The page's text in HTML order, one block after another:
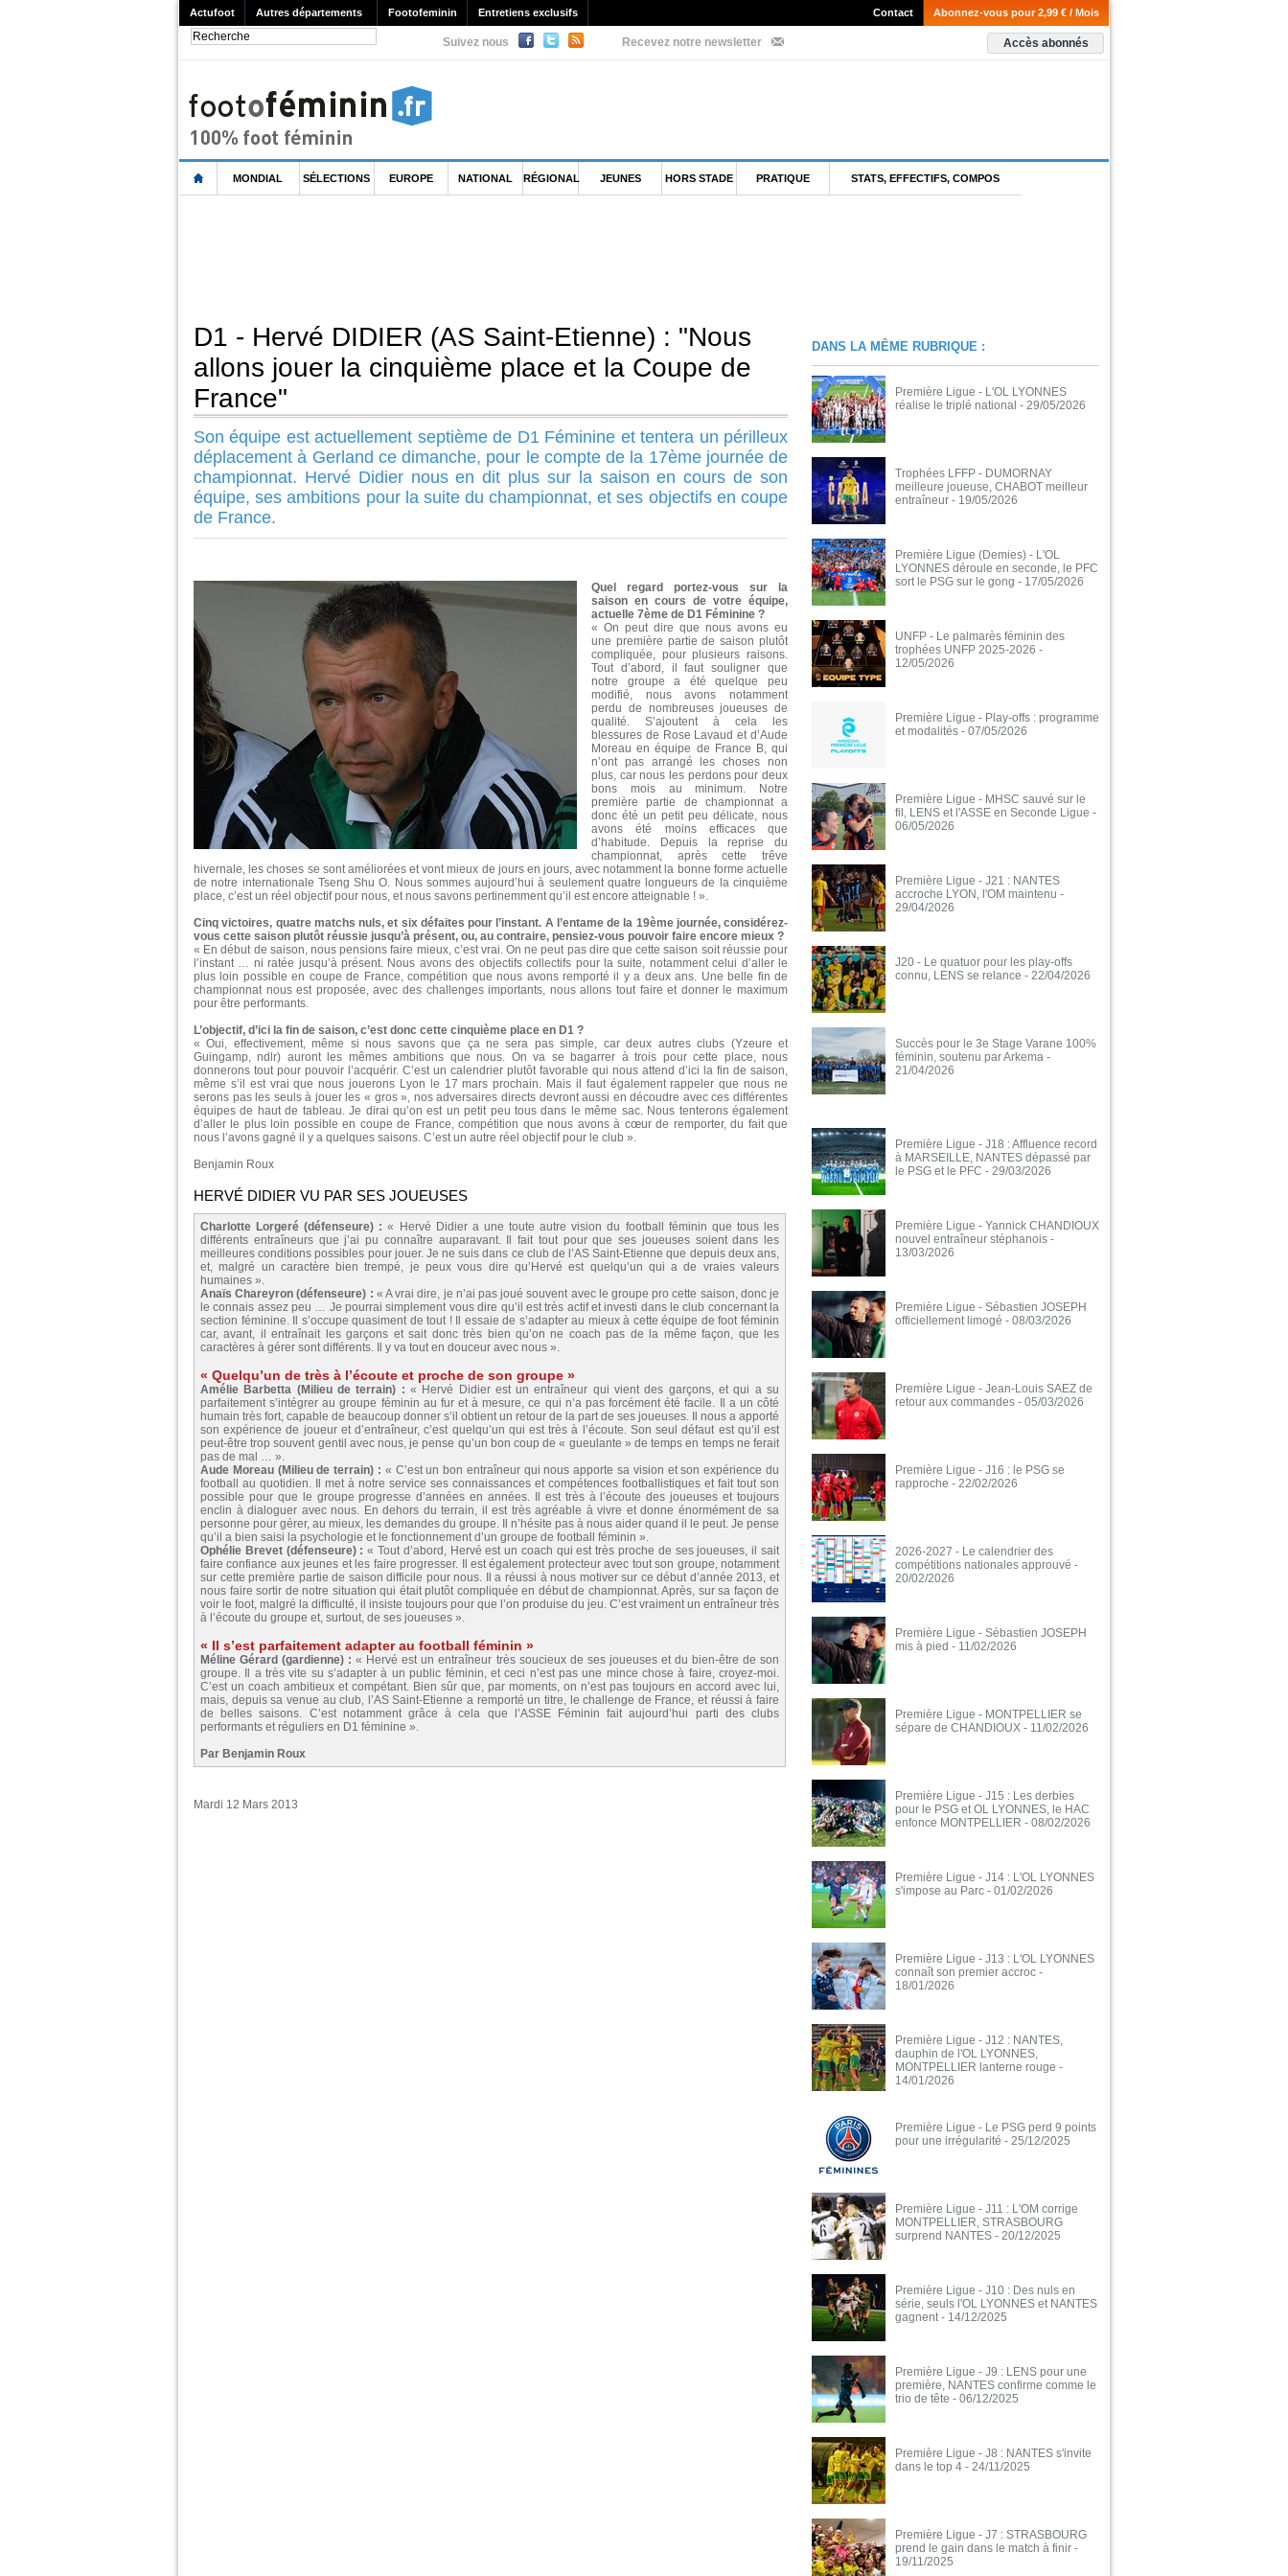
Actufoot Autres départements Footofeminin Entretiens exclusifs Abonnez-vous pour 2,99 € / Mois
Contact
Suivez nous Recevez notre newsletter Accès abonnés
MONDIAL SÉLECTIONS EUROPE NATIONAL RÉGIONAL JEUNES HORS STADE PRATIQUE STATS, EFFECTIFS, COMPOS
D1 - Hervé DIDIER (AS Saint-Etienne) : "Nous
allons jouer la cinquième place et la Coupe de
France"
Son équipe est actuellement septième de D1 Féminine et tentera un périlleux
déplacement à Gerland ce dimanche, pour le compte de la 17ème journée de
championnat. Hervé Didier nous en dit plus sur la saison en cours de son
équipe, ses ambitions pour la suite du championnat, et ses objectifs en coupe
de France.
Quel regard portez-vous sur la
saison en cours de votre équipe,
actuelle 7ème de D1 Féminine ?
« On peut dire que nous avons eu
une première partie de saison plutôt
compliquée, pour plusieurs raisons.
Tout d’abord, il faut souligner que
notre groupe a été quelque peu
modifié, nous avons notamment
perdu de nombreuses joueuses de
qualité. S’ajoutent à cela les
blessures de Rose Lavaud et d’Aude
Moreau en équipe de France B, qui
n’ont pas arrangé les choses non
plus, car nous les perdons pour deux
bons mois au minimum. Notre
première partie de championnat a
donc été un petit peu délicate, nous
avons été moins efficaces que
d’habitude. Depuis la reprise du
championnat, après cette trêve
hivernale, les choses se sont améliorées et vont mieux de jours en jours, avec notamment la bonne forme actuelle
de notre internationale Tseng Shu O. Nous sommes aujourd’hui à seulement quatre longueurs de la cinquième
place, c’est un réel objectif pour nous, et nous savons pertinemment qu’il est encore atteignable ! ».
Cinq victoires, quatre matchs nuls, et six défaites pour l’instant. A l’entame de la 19ème journée, considérez-
vous cette saison plutôt réussie jusqu’à présent, ou, au contraire, pensiez-vous pouvoir faire encore mieux ?
« En début de saison, nous pensions faire mieux, c’est vrai. On ne peut pas dire que cette saison soit réussie pour
l’instant … ni ratée jusqu’à présent. Nous avons des objectifs collectifs pour la suite, notamment celui d’aller le
plus loin possible en coupe de France, compétition que nous avons remporté il y a deux ans. Une belle fin de
championnat nous est proposée, avec des challenges importants, nous allons tout faire et donner le maximum
pour être performants.
L’objectif, d’ici la fin de saison, c’est donc cette cinquième place en D1 ?
« Oui, effectivement, même si nous savons que ça ne sera pas simple, car deux autres clubs (Yzeure et
Guingamp, ndlr) auront les mêmes ambitions que nous. On va se bagarrer à trois pour cette place, nous
donnerons tout pour pouvoir l’acquérir. C’est un calendrier plutôt favorable qui nous attend d’ici la fin de saison,
même s’il est vrai que nous jouerons Lyon le 17 mars prochain. Mais il faut également rappeler que nous ne
serons pas les seuls à jouer les « gros », nos adversaires directs devront aussi en découdre avec ces différentes
équipes de haut de tableau. Je dirai qu’on est un petit peu tous dans le même sac. Nous tenterons également
d’aller le plus loin possible en coupe de France, compétition que nous avons à cœur de remporter, du fait que
nous l’avons gagné il y a quelques saisons. C’est un autre réel objectif pour le club ».
Benjamin Roux
HERVÉ DIDIER VU PAR SES JOUEUSES
Charlotte Lorgeré (défenseure) :« Hervé Didier a une toute autre vision du football féminin que tous les
différents entraîneurs que j’ai pu connaître auparavant. Il fait tout pour que ses joueuses soient dans les
meilleures conditions possibles pour jouer. Je ne suis dans ce club de l’AS Saint-Etienne que depuis deux ans,
et, malgré un caractère bien trempé, je peux vous dire qu’Hervé est quelqu’un qui a de vraies valeurs
humaines ».
Anaïs Chareyron (défenseure) : « A vrai dire, je n’ai pas joué souvent avec le groupe pro cette saison, donc je
le connais assez peu … Je pourrai simplement vous dire qu’il est très actif et investi dans le club concernant la
section féminine. Il s’occupe quasiment de tout ! Il essaie de s’adapter au mieux à cette équipe de foot féminin
car, avant, il entraînait les garçons et sait donc très bien qu’on ne coach pas de la même façon, que les
caractères à gérer sont différents. Il y va tout en douceur avec nous ».
« Quelqu’un de très à l’écoute et proche de son groupe »
Amélie Barbetta (Milieu de terrain) : « Hervé Didier est un entraîneur qui vient des garçons, et qui a su
parfaitement s’intégrer au groupe féminin au fur et à mesure, ce qui n’a pas forcément été facile. Il a un côté
humain très fort, capable de beaucoup donner s’il obtient un retour de la part de ses joueuses. Il nous a apporté
son expérience de joueur et d’entraîneur, c’est quelqu’un qui est très à l’écoute. Son seul défaut est qu’il est
peut-être trop souvent gentil avec nous, je pense qu’un bon coup de « gueulante » de temps en temps ne ferait
pas de mal … ».
Aude Moreau (Milieu de terrain) : « C’est un bon entraîneur qui nous apporte sa vision et son expérience du
football au quotidien. Il met à notre service ses connaissances et compétences footballistiques et fait tout son
possible pour que le groupe progresse d’années en années. Il est très à l’écoute des joueuses et toujours
enclin à dialoguer avec nous. En dehors du terrain, il est très agréable à vivre et donne énormément de sa
personne pour gérer, au mieux, les demandes du groupe. Il n’hésite pas à nous aider quand il le peut. Je pense
qu’il a bien saisi la psychologie et le fonctionnement d’un groupe de football féminin ».
Ophélie Brevet (défenseure) : « Tout d’abord, Hervé est un coach qui est très proche de ses joueuses, il sait
faire confiance aux jeunes et les faire progresser. Il est également protecteur avec tout son groupe, notamment
sur cette première partie de saison difficile pour nous. Il a réussi à nous motiver sur ce début d’année 2013, et
nous faire sortir de notre situation qui était plutôt compliquée en début de championnat. Après, sur sa façon de
voir le foot, malgré la difficulté, il insiste toujours pour que l’on produise du jeu. C’est vraiment un entraîneur très
à l’écoute du groupe et, surtout, de ses joueuses ».
« Il s’est parfaitement adapter au football féminin »
Méline Gérard (gardienne) :« Hervé est un entraîneur très soucieux de ses joueuses et du bien-être de son
groupe. Il a très vite su s’adapter à un public féminin, et ceci n’est pas une mince chose à faire, croyez-moi.
C’est un coach ambitieux et compétant. Bien sûr que, par moments, on n’est pas toujours en accord avec lui,
mais, depuis sa venue au club, l’AS Saint-Etienne a remporté un titre, le challenge de France, et réussi à faire
de belles saisons. C’est notamment grâce à cela que l’ASSE Féminin fait aujourd’hui parti des clubs
performants et réguliers en D1 féminine ».
Par Benjamin Roux
Mardi 12 Mars 2013
DANS LA MÊME RUBRIQUE :
Première Ligue - L'OL LYONNES
réalise le triplé national - 29/05/2026
Trophées LFFP - DUMORNAY
meilleure joueuse, CHABOT meilleur
entraîneur - 19/05/2026
Première Ligue (Demies) - L'OL
LYONNES déroule en seconde, le PFC
sort le PSG sur le gong - 17/05/2026
UNFP - Le palmarès féminin des
trophées UNFP 2025-2026 -
12/05/2026
Première Ligue - Play-offs : programme
et modalités - 07/05/2026
Première Ligue - MHSC sauvé sur le
fil, LENS et l'ASSE en Seconde Ligue -
06/05/2026
Première Ligue - J21 : NANTES
accroche LYON, l'OM maintenu -
29/04/2026
J20 - Le quatuor pour les play-offs
connu, LENS se relance - 22/04/2026
Succès pour le 3e Stage Varane 100%
féminin, soutenu par Arkema -
21/04/2026
Première Ligue - J18 : Affluence record
à MARSEILLE, NANTES dépassé par
le PSG et le PFC - 29/03/2026
Première Ligue - Yannick CHANDIOUX
nouvel entraîneur stéphanois -
13/03/2026
Première Ligue - Sébastien JOSEPH
officiellement limogé - 08/03/2026
Première Ligue - Jean-Louis SAEZ de
retour aux commandes - 05/03/2026
Première Ligue - J16 : le PSG se
rapproche - 22/02/2026
2026-2027 - Le calendrier des
compétitions nationales approuvé -
20/02/2026
Première Ligue - Sébastien JOSEPH
mis à pied - 11/02/2026
Première Ligue - MONTPELLIER se
sépare de CHANDIOUX - 11/02/2026
Première Ligue - J15 : Les derbies
pour le PSG et OL LYONNES, le HAC
enfonce MONTPELLIER - 08/02/2026
Première Ligue - J14 : L'OL LYONNES
s'impose au Parc - 01/02/2026
Première Ligue - J13 : L'OL LYONNES
connaît son premier accroc -
18/01/2026
Première Ligue - J12 : NANTES,
dauphin de l'OL LYONNES,
MONTPELLIER lanterne rouge -
14/01/2026
Première Ligue - Le PSG perd 9 points
pour une irrégularité - 25/12/2025
Première Ligue - J11 : L'OM corrige
MONTPELLIER, STRASBOURG
surprend NANTES - 20/12/2025
Première Ligue - J10 : Des nuls en
série, seuls l'OL LYONNES et NANTES
gagnent - 14/12/2025
Première Ligue - J9 : LENS pour une
première, NANTES confirme comme le
trio de tête - 06/12/2025
Première Ligue - J8 : NANTES s'invite
dans le top 4 - 24/11/2025
Première Ligue - J7 : STRASBOURG
prend le gain dans le match à finir -
19/11/2025